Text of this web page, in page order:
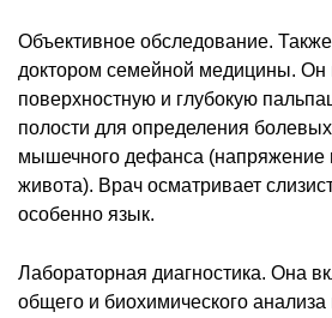
Объективное обследование.
доктором семейной медицины. Он
поверхностную и глубокую
полости для определения
мышечного дефанса (напряжение
живота). Врач осматривает
особенно язык.
Лабораторная диагностика. Она
общего и биохимического